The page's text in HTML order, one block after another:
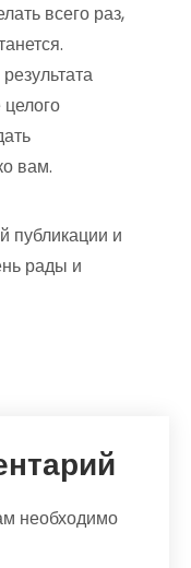
всего раз,
вам.
публикации и
рады и
необходимо